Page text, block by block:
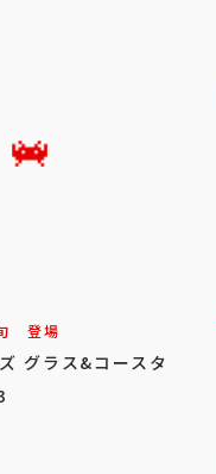
登場
ズ グラス&コースタ